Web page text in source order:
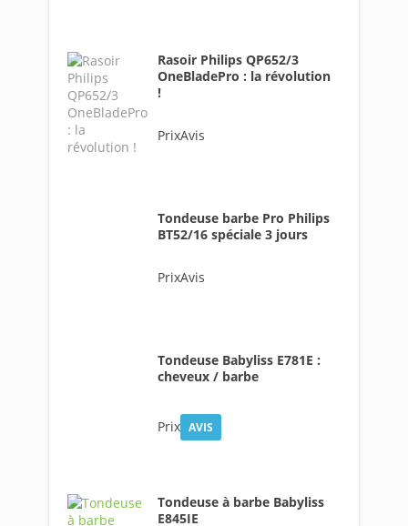
Rasoir Philips QP652/3
OneBladePro : la révolution
!
PrixAvis
Tondeuse barbe Pro Philips
BT52/16 spéciale 3 jours
PrixAvis
Tondeuse Babyliss E781E :
cheveux / barbe
Prix AVIS
Tondeuse à barbe Babyliss
E845IE